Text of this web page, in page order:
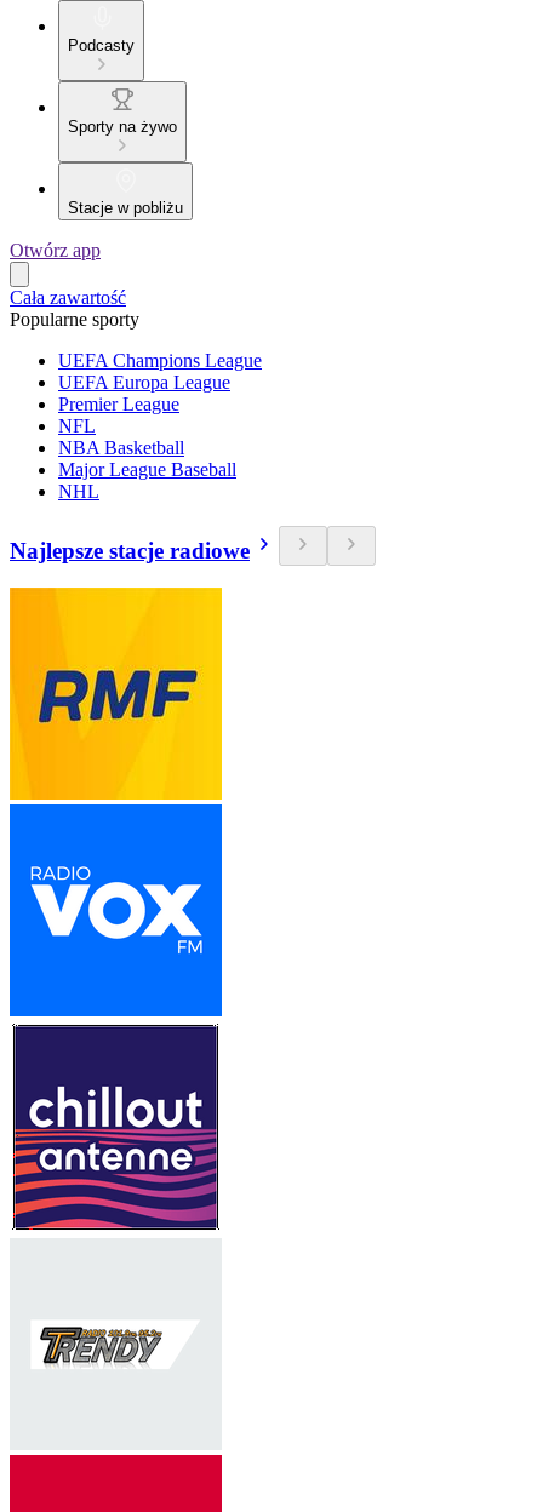
Podcasty
Sporty na żywo
Stacje w pobliżu
Otwórz app
Cała zawartość
Popularne sporty
UEFA Champions League
UEFA Europa League
Premier League
NFL
NBA Basketball
Major League Baseball
NHL
Najlepsze stacje radiowe